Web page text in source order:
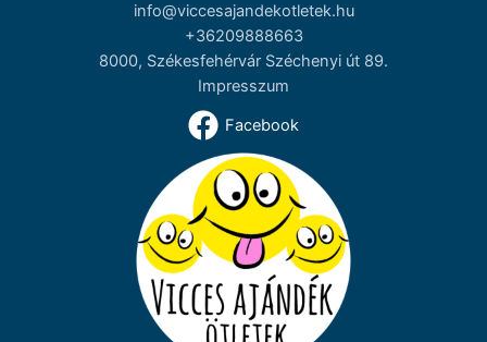
info@viccesajandekotletek.hu
+36209888663
8000, Székesfehérvár Széchenyi út 89.
Impresszum
Facebook